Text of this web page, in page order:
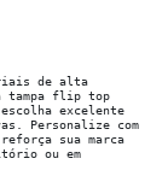
de alta
tampa flip top
excelente
Personalize com
sua marca
ou em